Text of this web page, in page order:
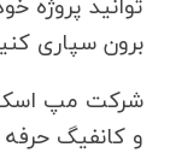
برون سپاری
شرکت مپ
و کانفیگ حرفه